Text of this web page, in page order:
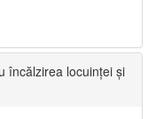
încălzirea locuinței și